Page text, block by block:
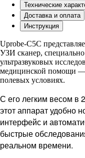
Технические
Доставка и оплата
Инструкция
Uprobe-C5C
УЗИ сканер,
ультразвуковых
медицинской помощи —
полевых условиях.
С его легким весом в
этот аппарат удобно
интерфейс и
быстрые
реальном времени.